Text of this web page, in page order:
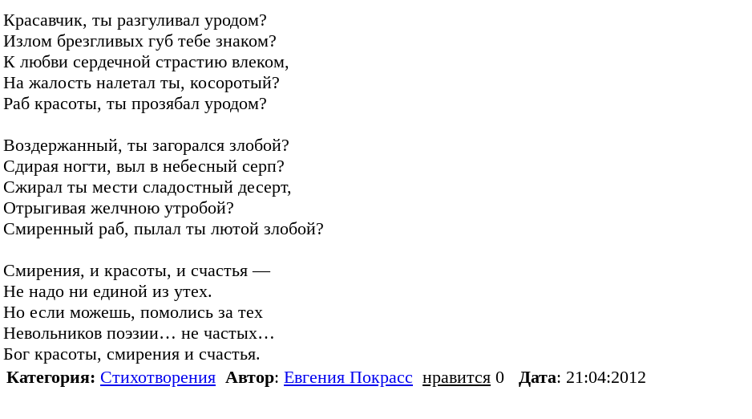
Красавчик, ты разгуливал уродом?
Излом брезгливых губ тебе знаком?
К любви сердечной страстию влеком,
На жалость налетал ты, косоротый?
Раб красоты, ты прозябал уродом?
Воздержанный, ты загорался злобой?
Сдирая ногти, выл в небесный серп?
Сжирал ты мести сладостный десерт,
Отрыгивая желчною утробой?
Смиренный раб, пылал ты лютой злобой?
Смирения, и красоты, и счастья —
Не надо ни единой из утех.
Но если можешь, помолись за тех
Невольников поэзии… не частых…
Бог красоты, смирения и счастья.
Категория: Стихотворения Автор: Евгения Покрасс нравится 0 Дата: 21:04:2012